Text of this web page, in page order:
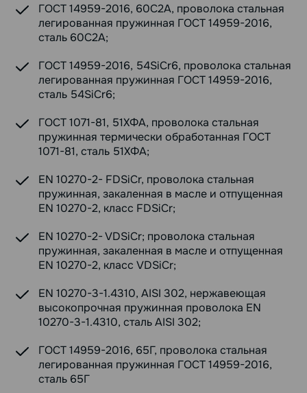
ГОСТ 14959-2016, 60С2А, проволока стальная
легированная пружинная ГОСТ 14959-2016,
сталь 60С2А;
ГОСТ 14959-2016, 54SiCr6, проволока стальная
легированная пружинная ГОСТ 14959-2016,
сталь 54SiCr6;
ГОСТ 1071-81, 51ХФА, проволока стальная
пружинная термически обработанная ГОСТ
1071-81, сталь 51ХФА;
EN 10270-2- FDSiCr, проволока стальная
пружинная, закаленная в масле и отпущенная
EN 10270-2, класс FDSiCr;
EN 10270-2- VDSiCr; проволока стальная
пружинная, закаленная в масле и отпущенная
EN 10270-2, класс VDSiCr;
EN 10270-3-1.4310, AISI 302, нержавеющая
высокопрочная пружинная проволока EN
10270-3-1.4310, сталь AISI 302;
ГОСТ 14959-2016, 65Г, проволока стальная
легированная пружинная ГОСТ 14959-2016,
сталь 65Г